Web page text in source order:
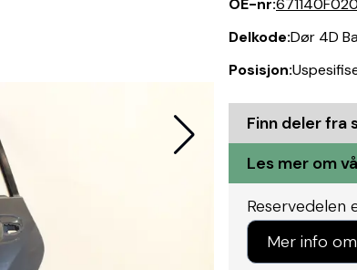
OE-nr:671140F020
Delkode:Dør 4D
Posisjon:
Finn deler fra
Les mer om
Reservedelen
Mer info